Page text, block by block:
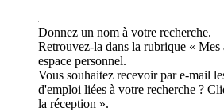
Donnez un nom à votre recherche.
Retrouvez-la dans la rubrique «
espace personnel.
Vous souhaitez recevoir par e-mail
d'emploi liées à votre recherche ?
la réception ».